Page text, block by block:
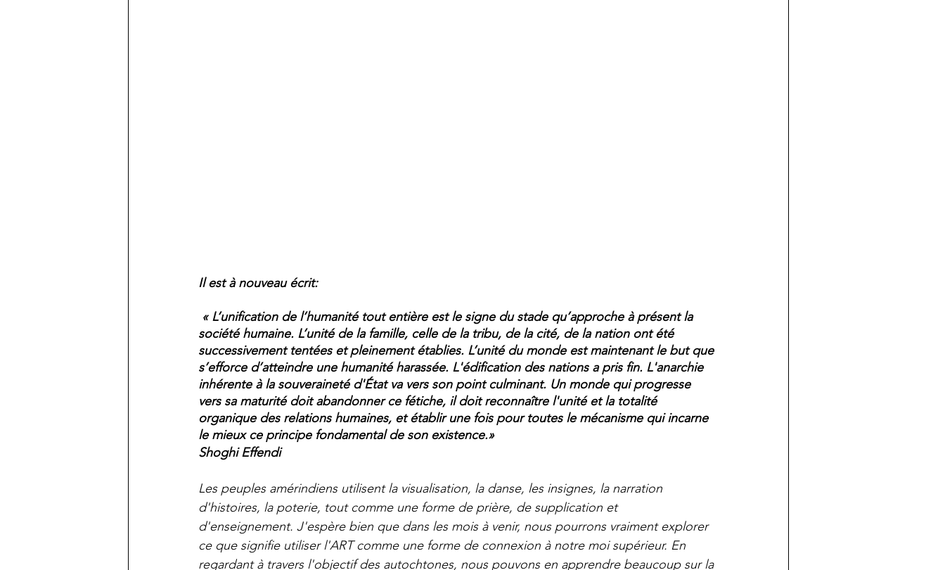
Il est à nouveau écrit:
« L’unification de l’humanité tout entière est le signe du stade qu’approche à présent la
société humaine. L’unité de la famille, celle de la tribu, de la cité, de la nation ont été
successivement tentées et pleinement établies. L’unité du monde est maintenant le but que
s’efforce d’atteindre une humanité harassée. L'édification des nations a pris fin. L'anarchie
inhérente à la souveraineté d'État va vers son point culminant. Un monde qui progresse
vers sa maturité doit abandonner ce fétiche, il doit reconnaître l'unité et la totalité
organique des relations humaines, et établir une fois pour toutes le mécanisme qui incarne
le mieux ce principe fondamental de son existence.»
Shoghi Effendi
Les peuples amérindiens utilisent la visualisation, la danse, les insignes, la narration
d'histoires, la poterie, tout comme une forme de prière, de supplication et
d'enseignement. J'espère bien que dans les mois à venir, nous pourrons vraiment explorer
ce que signifie utiliser l'ART comme une forme de connexion à notre moi supérieur. En
regardant à travers l'objectif des autochtones, nous pouvons en apprendre beaucoup sur la